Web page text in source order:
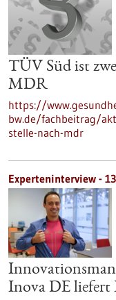
TÜV Süd ist
MDR
https://
bw.de/fachbeitrag/
stelle-nach-mdr
Experteninterview -
Inova DE liefert